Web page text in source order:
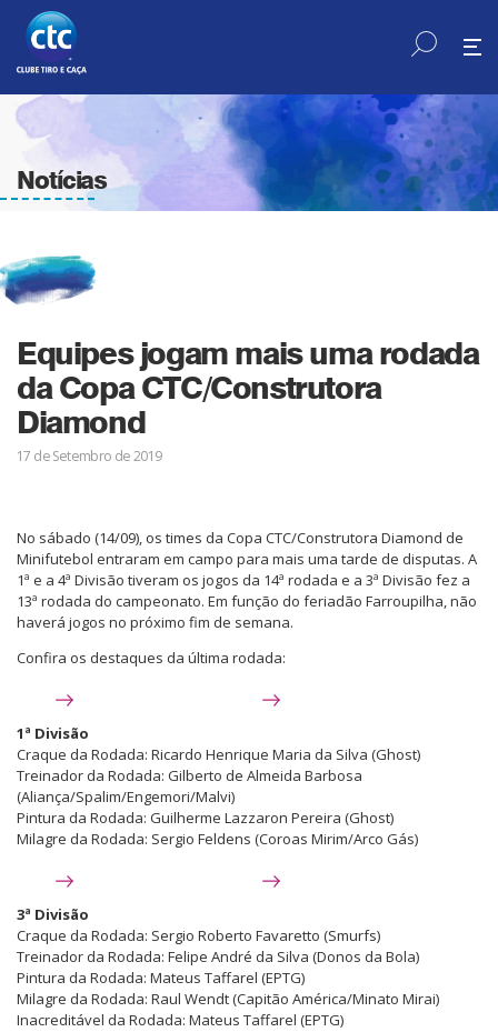
Notícias
Equipes jogam mais uma rodada
da Copa CTC/Construtora
Diamond
17 de Setembro de 2019
No sábado (14/09), os times da Copa CTC/Construtora Diamond de
Minifutebol entraram em campo para mais uma tarde de disputas. A
1ª e a 4ª Divisão tiveram os jogos da 14ª rodada e a 3ª Divisão fez a
13ª rodada do campeonato. Em função do feriadão Farroupilha, não
haverá jogos no próximo fim de semana.
Confira os destaques da última rodada:
1ª Divisão
Craque da Rodada: Ricardo Henrique Maria da Silva (Ghost)
Treinador da Rodada: Gilberto de Almeida Barbosa
(Aliança/Spalim/Engemori/Malvi)
Pintura da Rodada: Guilherme Lazzaron Pereira (Ghost)
Milagre da Rodada: Sergio Feldens (Coroas Mirim/Arco Gás)
3ª Divisão
Craque da Rodada: Sergio Roberto Favaretto (Smurfs)
Treinador da Rodada: Felipe André da Silva (Donos da Bola)
Pintura da Rodada: Mateus Taffarel (EPTG)
Milagre da Rodada: Raul Wendt (Capitão América/Minato Mirai)
Inacreditável da Rodada: Mateus Taffarel (EPTG)